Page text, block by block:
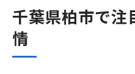
千葉県柏市で鉄
鉄筋工の地域別給与
千葉県柏市で
情